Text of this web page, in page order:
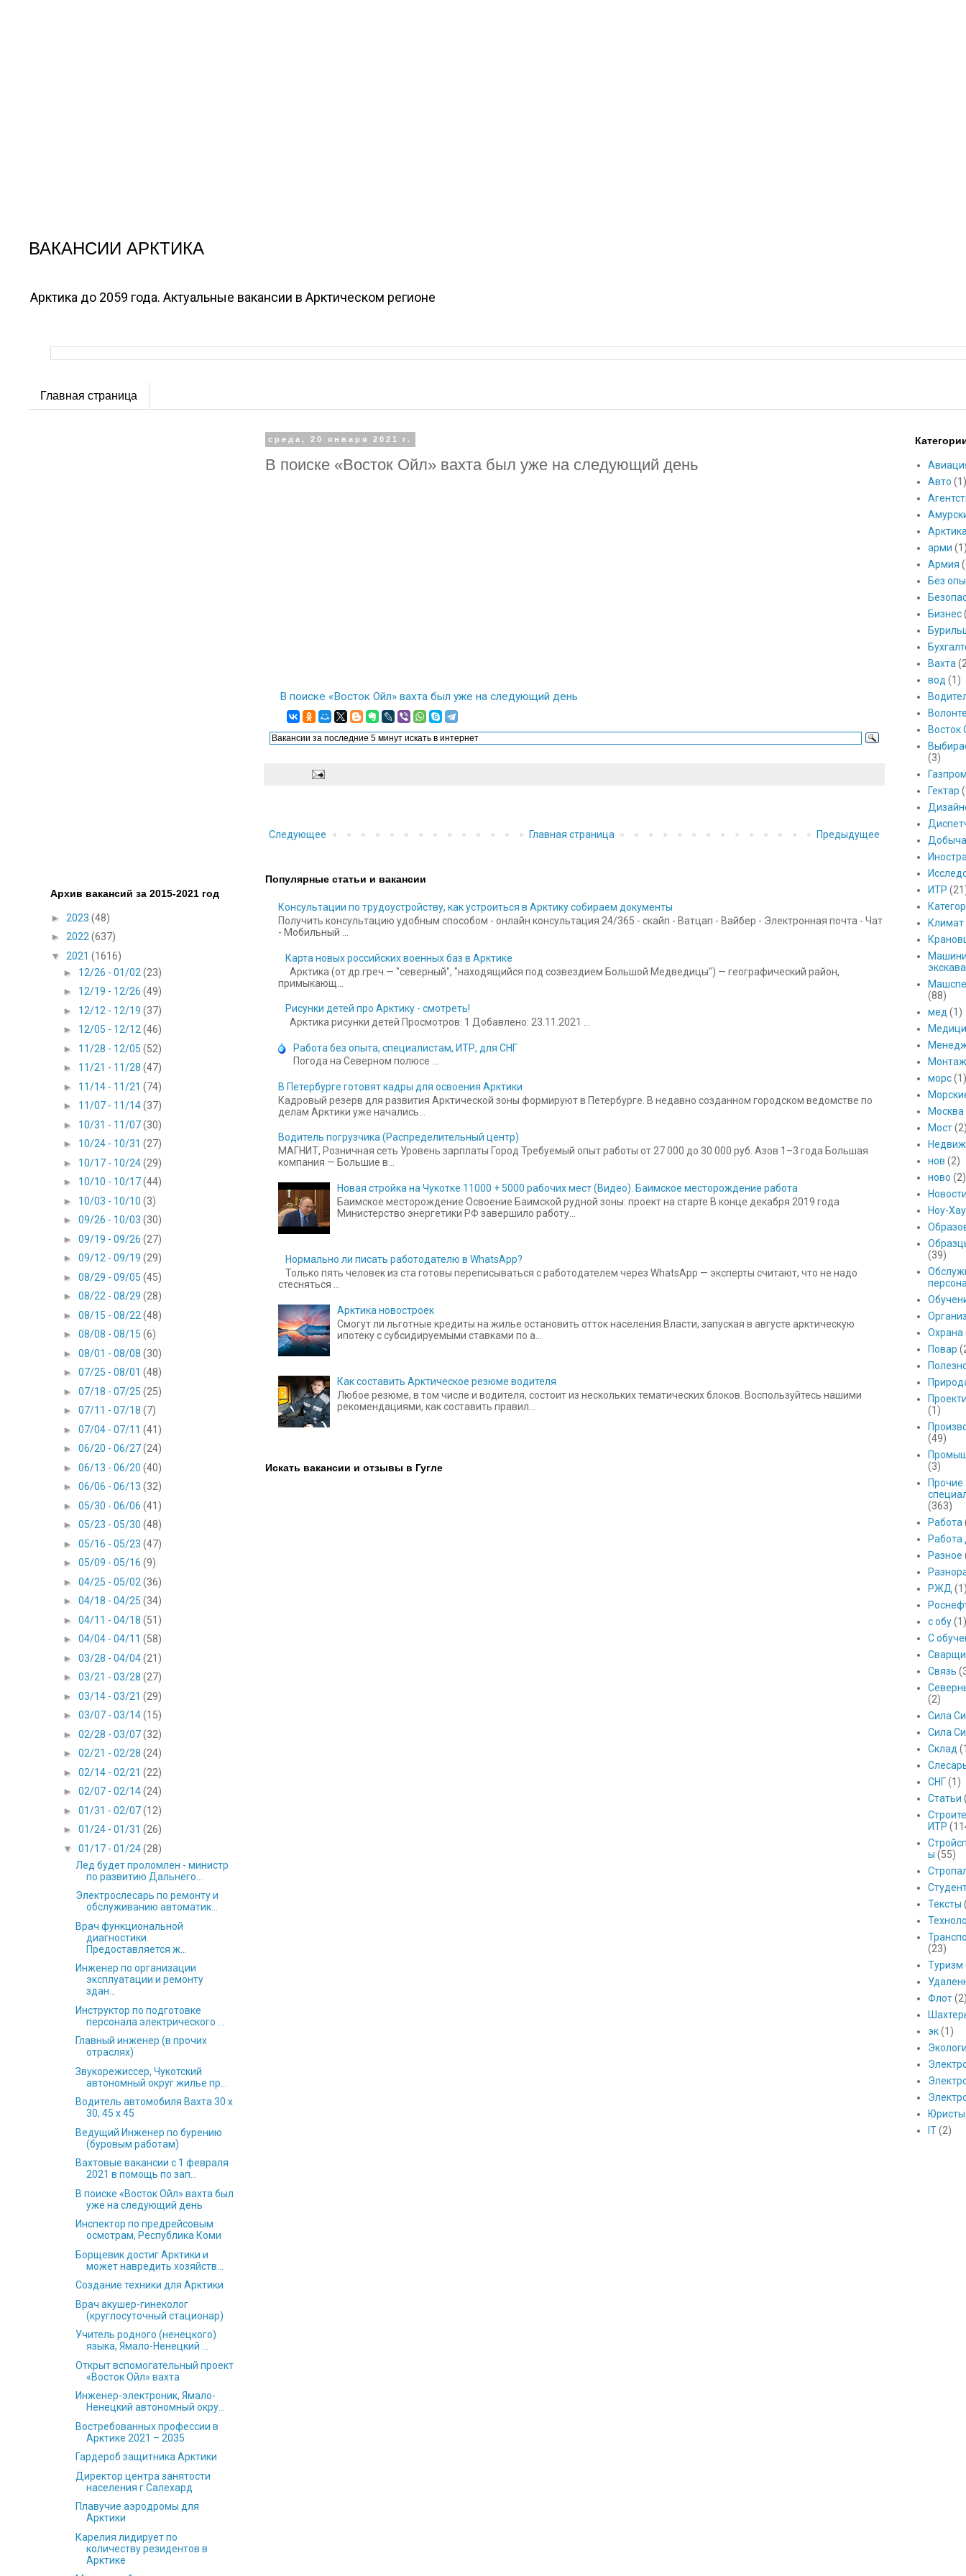
ВАКАНСИИ АРКТИКА
Арктика до 2059 года. Актуальные вакансии в Арктическом регионе
Главная страница
среда, 20 января 2021 г.
В поиске «Восток Ойл» вахта был уже на следующий день
В поиске «Восток Ойл» вахта был уже на следующий день
Следующее Предыдущее
Главная страница
Популярные статьи и вакансии
Консультации по трудоустройству, как устроиться в Арктику собираем документы
Получить консультацию удобным способом - онлайн консультация 24/365 - скайп - Ватцап - Вайбер - Электронная почта - Чат
- Мобильный ...
Карта новых российских военных баз в Арктике
Арктика (от др.греч.— "северный", "находящийся под созвездием Большой Медведицы") — географический район,
примыкающ...
Рисунки детей про Арктику - смотреть!
Арктика рисунки детей Просмотров: 1 Добавлено: 23.11.2021 ...
Работа без опыта, специалистам, ИТР, для СНГ
Погода на Северном полюсе ...
В Петербурге готовят кадры для освоения Арктики
Кадровый резерв для развития Арктической зоны формируют в Петербурге. В недавно созданном городском ведомстве по
делам Арктики уже начались...
Водитель погрузчика (Распределительный центр)
МАГНИТ, Розничная сеть Уровень зарплаты Город Требуемый опыт работы от 27 000 до 30 000 руб. Азов 1–3 года Большая
компания — Большие в...
Новая стройка на Чукотке 11000 + 5000 рабочих мест (Видео). Баимское месторождение работа
Баимское месторождение Освоение Баимской рудной зоны: проект на старте В конце декабря 2019 года
Министерство энергетики РФ завершило работу...
Нормально ли писать работодателю в WhatsApp?
Только пять человек из ста готовы переписываться с работодателем через WhatsApp — эксперты считают, что не надо
стесняться ...
Арктика новостроек
Смогут ли льготные кредиты на жилье остановить отток населения Власти, запуская в августе арктическую
ипотеку с субсидируемыми ставками по а...
Как составить Арктическое резюме водителя
Любое резюме, в том числе и водителя, состоит из нескольких тематических блоков. Воспользуйтесь нашими
рекомендациями, как составить правил...
Искать вакансии и отзывы в Гугле
Архив вакансий за 2015-2021 год
► 2023 (48)
► 2022 (637)
▼ 2021 (1616)
► 12/26 - 01/02 (23)
► 12/19 - 12/26 (49)
► 12/12 - 12/19 (37)
► 12/05 - 12/12 (46)
► 11/28 - 12/05 (52)
► 11/21 - 11/28 (47)
► 11/14 - 11/21 (74)
► 11/07 - 11/14(37)
► 10/31 - 11/07(30)
► 10/24 - 10/31 (27)
► 10/17 - 10/24(29)
► 10/10 - 10/17(44)
► 10/03 - 10/10 (3)
► 09/26 - 10/03 (30)
► 09/19 - 09/26 (27)
► 09/12 - 09/19 (29)
► 08/29 - 09/05 (45)
► 08/22 - 08/29 (28)
► 08/15 - 08/22 (48)
► 08/08 - 08/15 (6)
► 08/01 - 08/08 (30)
► 07/25 - 08/01 (48)
► 07/18 - 07/25 (25)
► 07/11 - 07/18 (7)
► 07/04 - 07/11 (41)
► 06/20 - 06/27(24)
► 06/13 - 06/20 (40)
► 06/06 - 06/13 (32)
► 05/30 - 06/06 (41)
► 05/23 - 05/30 (48)
► 05/16 - 05/23 (47)
► 05/09 - 05/16 (9)
► 04/25 - 05/02 (36)
► 04/18 - 04/25 (34)
► 04/11 - 04/18 (51)
► 04/04 - 04/11 (58)
► 03/28 - 04/04(21)
► 03/21 - 03/28 (27)
► 03/14 - 03/21 (29)
► 03/07 - 03/14(15)
► 02/28 - 03/07(32)
► 02/21 - 02/28 (24)
► 02/14 - 02/21 (22)
► 02/07 - 02/14(24)
► 01/31 - 02/07(12)
► 01/24 - 01/31 (26)
▼ 01/17 - 01/24(28)
Лед будет проломлен - министр
по развитию Дальнего...
Электрослесарь по ремонту и
обслуживанию автоматик...
Врач функциональной
диагностики.
Предоставляется ж...
Инженер по организации
эксплуатации и ремонту
здан...
Инструктор по подготовке
персонала электрического ...
Главный инженер (в прочих
отраслях)
Звукорежиссер, Чукотский
автономный округ жилье пр...
Водитель автомобиля Вахта 30 х
30, 45 х 45
Ведущий Инженер по бурению
(буровым работам)
Вахтовые вакансии с 1 февраля
2021 в помощь по зап...
В поиске «Восток Ойл» вахта был
уже на следующий день
Инспектор по предрейсовым
осмотрам, Республика Коми
Борщевик достиг Арктики и
может навредить хозяйств...
Создание техники для Арктики
Врач акушер-гинеколог
(круглосуточный стационар)
Учитель родного (ненецкого)
языка, Ямало-Ненецкий ...
Открыт вспомогательный проект
«Восток Ойл» вахта
Инженер-электроник, Ямало-
Ненецкий автономный окру...
Востребованных профессии в
Арктике 2021 – 2035
Гардероб защитника Арктики
Директор центра занятости
населения г Салехард
Плавучие аэродромы для
Арктики
Карелия лидирует по
количеству резидентов в
Арктике
Авто (1)
арми
Армия
Без
Бизнес
Вахта
вод (1)
Восток
(3)
Гектар
Добыча
ИТР
Климат
(88)
мед (1)
морс (1)
Москва
Мост
нов (2)
ново (2)
Ноу-Хау
(39)
Охрана
Повар
(1)
(49)
(3)
Прочие
(363)
Работа
Работа
Разное
РЖД
с обу (1)
С
Связь
(2)
Сила
Сила
Склад
СНГ (1)
Статьи
ИТР
ы (55)
Тексты
(23)
Туризм
Флот
эк (1)
Юристы
IT (2)